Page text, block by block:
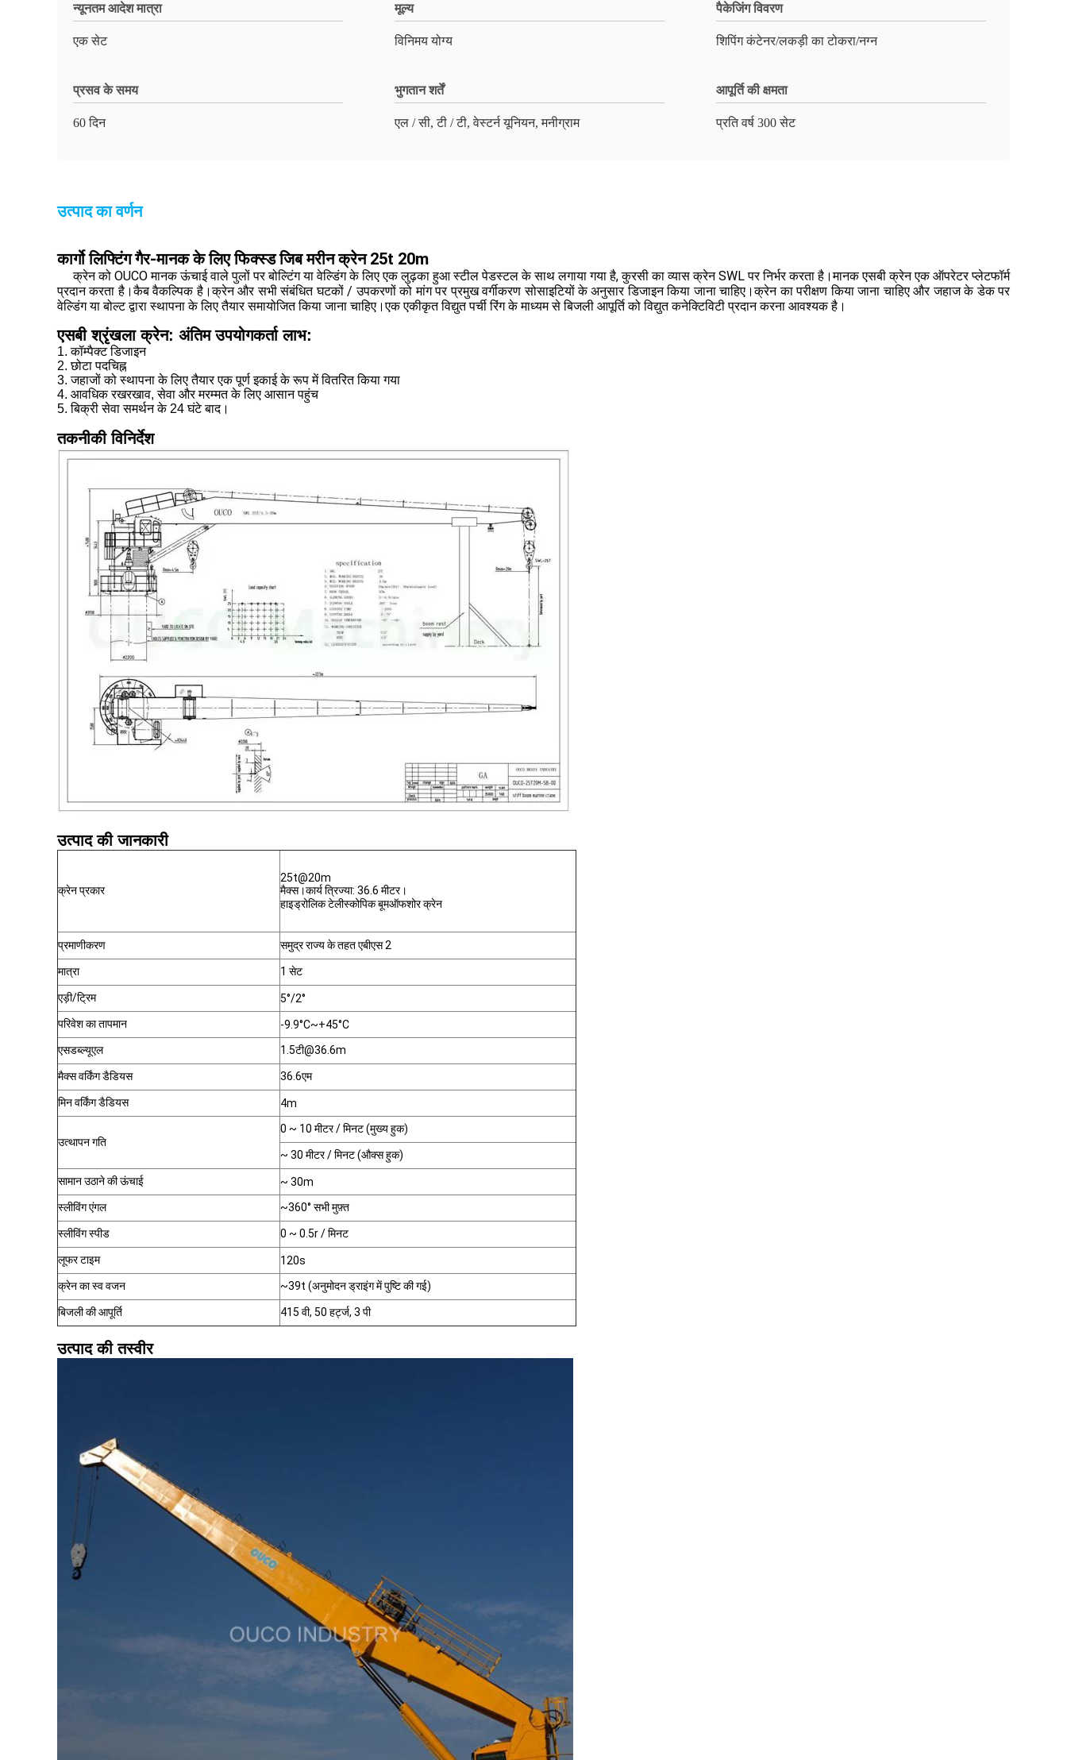
न्यूनतम आदेश मात्रा
एक सेट
मूल्य
विनिमय योग्य
पैकेजिंग विवरण
शिपिंग कंटेनर/लकड़ी का टोकरा/नग्न
प्रसव के समय
60 दिन
भुगतान शर्तें
एल / सी, टी / टी, वेस्टर्न यूनियन, मनीग्राम
आपूर्ति की क्षमता
प्रति वर्ष 300 सेट
उत्पाद का वर्णन
कार्गो लिफ्टिंग गैर-मानक के लिए फिक्स्ड जिब मरीन क्रेन 25t 20m
क्रेन को OUCO मानक ऊंचाई वाले पुलों पर बोल्टिंग या वेल्डिंग के लिए एक लुढ़का हुआ स्टील पेडस्टल के साथ लगाया गया है, कुरसी का व्यास क्रेन SWL पर निर्भर करता है।मानक एसबी क्रेन एक ऑपरेटर प्लेटफॉर्म
प्रदान करता है।कैब वैकल्पिक है।क्रेन और सभी संबंधित घटकों / उपकरणों को मांग पर प्रमुख वर्गीकरण सोसाइटियों के अनुसार डिजाइन किया जाना चाहिए।क्रेन का परीक्षण किया जाना चाहिए और जहाज के डेक पर
वेल्डिंग या बोल्ट द्वारा स्थापना के लिए तैयार समायोजित किया जाना चाहिए।एक एकीकृत विद्युत पर्ची रिंग के माध्यम से बिजली आपूर्ति को विद्युत कनेक्टिविटी प्रदान करना आवश्यक है।
एसबी श्रृंखला क्रेन: अंतिम उपयोगकर्ता लाभ:
1. कॉम्पैक्ट डिजाइन
2. छोटा पदचिह्न
3. जहाजों को स्थापना के लिए तैयार एक पूर्ण इकाई के रूप में वितरित किया गया
4. आवधिक रखरखाव, सेवा और मरम्मत के लिए आसान पहुंच
5. बिक्री सेवा समर्थन के 24 घंटे बाद।
तकनीकी विनिर्देश
उत्पाद की जानकारी
क्रेन प्रकार
25t@20m
मैक्स।कार्य त्रिज्या: 36.6 मीटर।
हाइड्रोलिक टेलीस्कोपिक बूमऑफशोर क्रेन
प्रमाणीकरण समुद्र राज्य के तहत एबीएस 2
मात्रा 1 सेट
एड़ी/ट्रिम
5°/2°
परिवेश का तापमान
-9.9°C~+45°C
एसडब्ल्यूएल
1.5टी@36.6m
मैक्स वर्किंग डैडियस 36.6एम
मिन वर्किंग डैडियस 4m
उत्थापन गति
0 ~ 10 मीटर / मिनट (मुख्य हुक)
~ 30 मीटर / मिनट (औक्स हुक)
सामान उठाने की ऊंचाई
~ 30m
स्लीविंग एंगल
~360° सभी मुफ़्त
स्लीविंग स्पीड 0 ~ 0.5r / मिनट
लूफर टाइम
120s
क्रेन का स्व वजन
~39t (अनुमोदन ड्राइंग में पुष्टि की गई)
बिजली की आपूर्ति 415 वी, 50 हर्ट्ज, 3 पी
उत्पाद की तस्वीर